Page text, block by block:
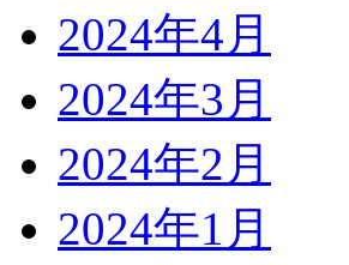
2024年4月
2024年3月
2024年2月
2024年1月